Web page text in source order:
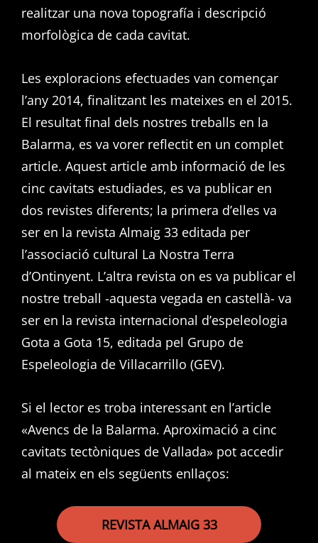
realitzar una nova topografía i descripció
morfològica de cada cavitat.
Les exploracions efectuades van començar
l’any 2014, finalitzant les mateixes en el 2015.
El resultat final dels nostres treballs en la
Balarma, es va vorer reflectit en un complet
article. Aquest article amb informació de les
cinc cavitats estudiades, es va publicar en
dos revistes diferents; la primera d’elles va
ser en la revista Almaig 33 editada per
l’associació cultural La Nostra Terra
d’Ontinyent. L’altra revista on es va publicar el
nostre treball -aquesta vegada en castellà- va
ser en la revista internacional d’espeleologia
Gota a Gota 15, editada pel Grupo de
Espeleologia de Villacarrillo (GEV).
Si el lector es troba interessant en l’article
«Avencs de la Balarma. Aproximació a cinc
cavitats tectòniques de Vallada» pot accedir
al mateix en els següents enllaços:
REVISTA ALMAIG 33